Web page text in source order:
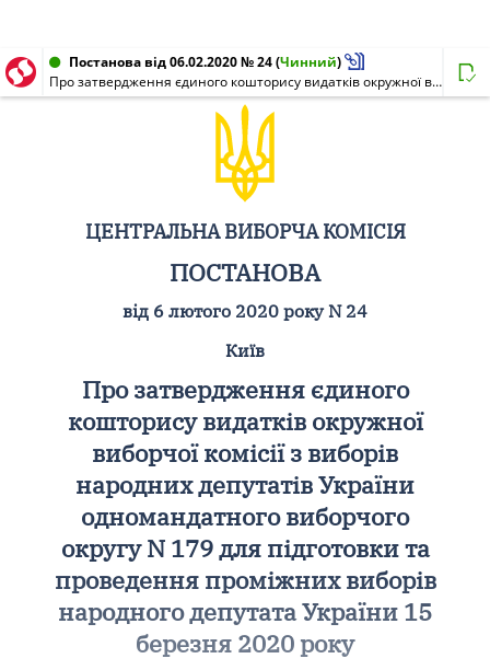
Постанова від 06.02.2020 № 24(Чинний)
Про затвердження єдиного кошторису видатків окружної виборчої комісії з виборів народних депутатів України одномандатного виборчого округу N 179 для підготовки та проведення проміжних виборів народного депутата України 15 березня 2020 року
ЦЕНТРАЛЬНА ВИБОРЧА КОМІСІЯ
ПОСТАНОВА
від 6 лютого 2020 року N 24
Київ
Про затвердження єдиного
кошторису видатків окружної
виборчої комісії з виборів
народних депутатів України
одномандатного виборчого
округу N 179 для підготовки та
проведення проміжних виборів
народного депутата України 15
березня 2020 року